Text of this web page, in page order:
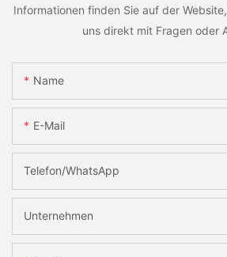
Informationen finden Sie auf der
uns direkt mit Fragen oder
Name
E-Mail
Telefon/WhatsApp
Unternehmen